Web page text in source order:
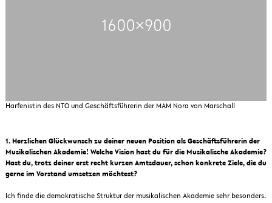
Harfenistin des NTO und Geschäftsführerin der MAM Nora von Marschall
1. Herzlichen Glückwunsch zu deiner neuen Position als Geschäftsführerin der
Musikalischen Akademie! Welche Vision hast du für die Musikalische Akademie?
Hast du, trotz deiner erst recht kurzen Amtsdauer, schon konkrete Ziele, die du
gerne im Vorstand umsetzen möchtest?
Ich finde die demokratische Struktur der musikalischen Akademie sehr besonders.